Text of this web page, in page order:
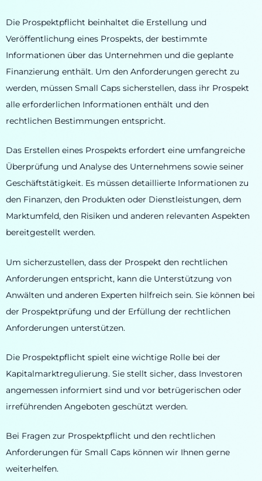
Die Prospektpflicht beinhaltet die Erstellung und
Veröffentlichung eines Prospekts, der bestimmte
Informationen über das Unternehmen und die geplante
Finanzierung enthält. Um den Anforderungen gerecht zu
werden, müssen Small Caps sicherstellen, dass ihr Prospekt
alle erforderlichen Informationen enthält und den
rechtlichen Bestimmungen entspricht.
Das Erstellen eines Prospekts erfordert eine umfangreiche
Überprüfung und Analyse des Unternehmens sowie seiner
Geschäftstätigkeit. Es müssen detaillierte Informationen zu
den Finanzen, den Produkten oder Dienstleistungen, dem
Marktumfeld, den Risiken und anderen relevanten Aspekten
bereitgestellt werden.
Um sicherzustellen, dass der Prospekt den rechtlichen
Anforderungen entspricht, kann die Unterstützung von
Anwälten und anderen Experten hilfreich sein. Sie können bei
der Prospektprüfung und der Erfüllung der rechtlichen
Anforderungen unterstützen.
Die Prospektpflicht spielt eine wichtige Rolle bei der
Kapitalmarktregulierung. Sie stellt sicher, dass Investoren
angemessen informiert sind und vor betrügerischen oder
irreführenden Angeboten geschützt werden.
Bei Fragen zur Prospektpflicht und den rechtlichen
Anforderungen für Small Caps können wir Ihnen gerne
weiterhelfen.